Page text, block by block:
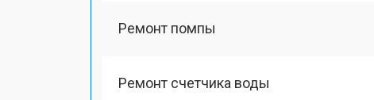
Ремонт помпы
Ремонт счетчика воды